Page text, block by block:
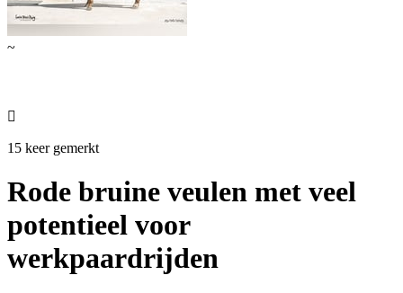
~

15 keer gemerkt
Rode bruine veulen met veel
potentieel voor
werkpaardrijden